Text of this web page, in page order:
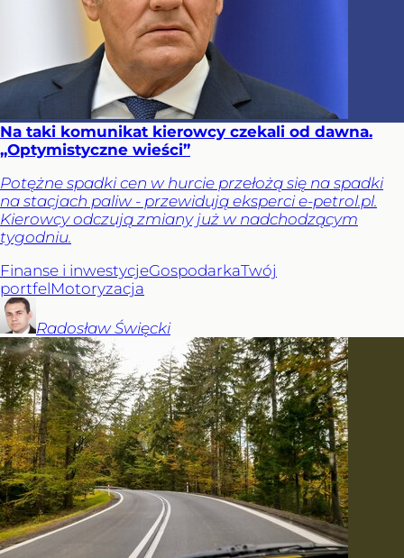
Na taki komunikat kierowcy czekali od dawna.
„Optymistyczne wieści”
Potężne spadki cen w hurcie przełożą się na spadki
na stacjach paliw - przewidują eksperci e-petrol.pl.
Kierowcy odczują zmiany już w nadchodzącym
tygodniu.
Finanse i inwestycjeGospodarkaTwój
portfelMotoryzacja
Radosław Święcki